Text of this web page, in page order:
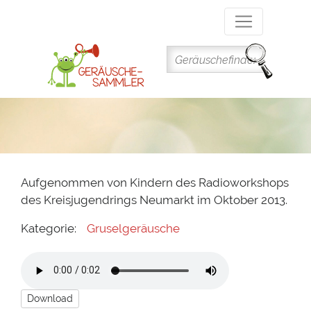
Inhalt
Aufgenommen von Kindern des Radioworkshops
des Kreisjugendrings Neumarkt im Oktober 2013.
Kategorie: Gruselgeräusche
Download